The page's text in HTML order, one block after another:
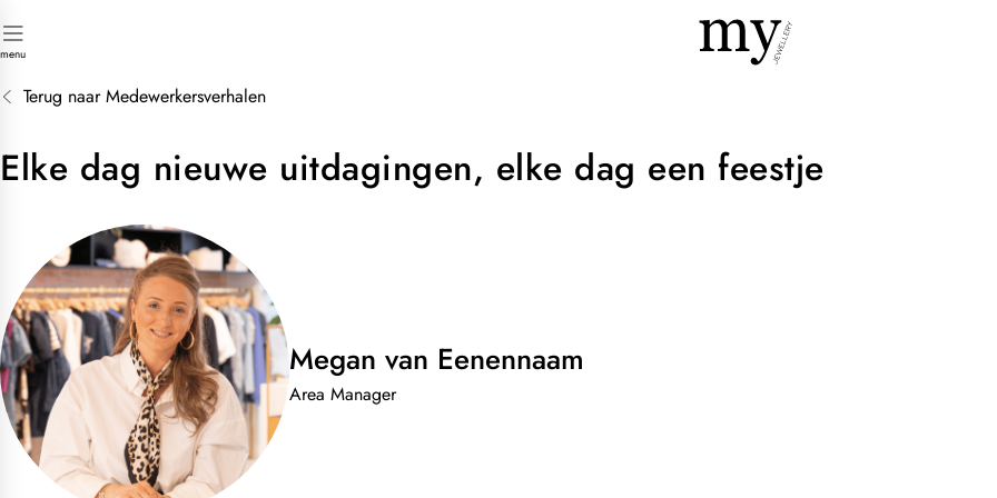
menu
Terug naar Medewerkersverhalen
Elke dag nieuwe uitdagingen, elke dag een feestje
Megan van Eenennaam
Area Manager